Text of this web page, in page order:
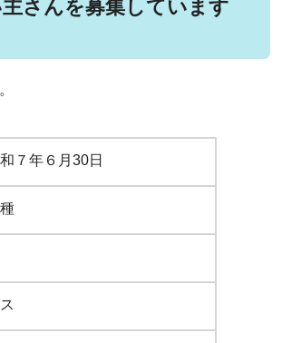
さんを募集しています
７年６月30日